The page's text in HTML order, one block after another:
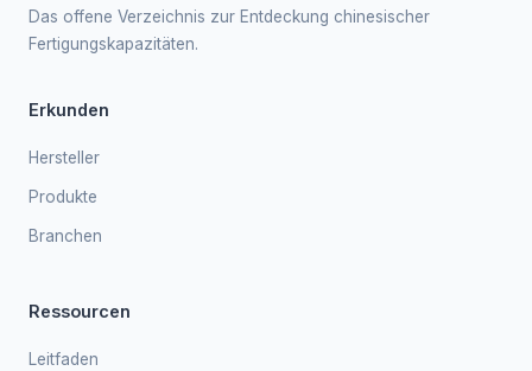
Das offene Verzeichnis zur Entdeckung chinesischer
Fertigungskapazitäten.
Erkunden
Hersteller
Produkte
Branchen
Ressourcen
Leitfaden